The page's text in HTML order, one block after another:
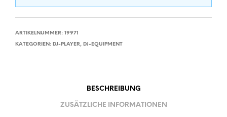
ARTIKELNUMMER: 19971
KATEGORIEN: DJ-PLAYER, DJ-EQUIPMENT
BESCHREIBUNG
ZUSÄTZLICHE INFORMATIONEN